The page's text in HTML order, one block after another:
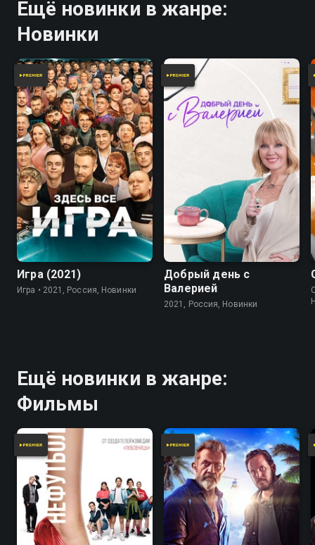
Ещё новинки в жанре:
Новинки
7.8
Игра (2021)
Игра • 2021, Россия, Новинки
Добрый день с
Валерией
2021, Россия, Новинки
Ещё новинки в жанре:
Фильмы